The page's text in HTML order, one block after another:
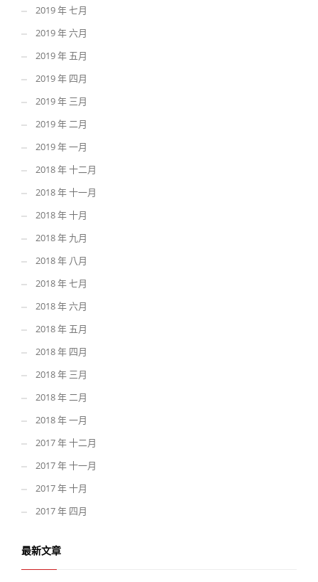
2019 年 七月
2019 年 六月
2019 年 五月
2019 年 四月
2019 年 三月
2019 年 二月
2019 年 一月
2018 年 十二月
2018 年 十一月
2018 年 十月
2018 年 九月
2018 年 八月
2018 年 七月
2018 年 六月
2018 年 五月
2018 年 四月
2018 年 三月
2018 年 二月
2018 年 一月
2017 年 十二月
2017 年 十一月
2017 年 十月
2017 年 四月
最新文章